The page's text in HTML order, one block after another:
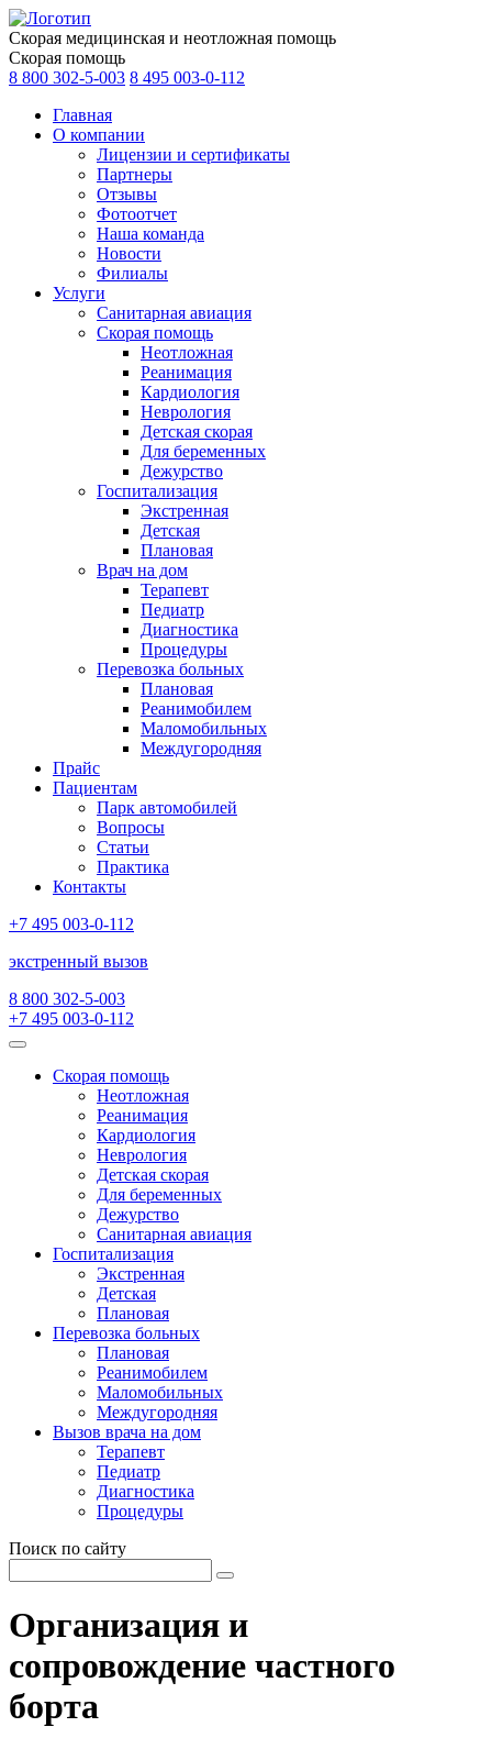
Скорая медицинская и неотложная помощь
Скорая помощь
8 800 302-5-003 8 495 003-0-112
Главная
О компании
Лицензии и сертификаты
Партнеры
Отзывы
Фотоотчет
Наша команда
Новости
Филиалы
Услуги
Санитарная авиация
Скорая помощь
Неотложная
Реанимация
Кардиология
Неврология
Детская скорая
Для беременных
Дежурство
Госпитализация
Экстренная
Детская
Плановая
Врач на дом
Терапевт
Педиатр
Диагностика
Процедуры
Перевозка больных
Плановая
Реанимобилем
Маломобильных
Междугородняя
Прайс
Пациентам
Парк автомобилей
Вопросы
Статьи
Практика
Контакты
+7 495 003-0-112
экстренный вызов
8 800 302-5-003
+7 495 003-0-112
Скорая помощь
Неотложная
Реанимация
Кардиология
Неврология
Детская скорая
Для беременных
Дежурство
Санитарная авиация
Госпитализация
Экстренная
Детская
Плановая
Перевозка больных
Плановая
Реанимобилем
Маломобильных
Междугородняя
Вызов врача на дом
Терапевт
Педиатр
Диагностика
Процедуры
Поиск по сайту
Организация и
сопровождение частного
борта